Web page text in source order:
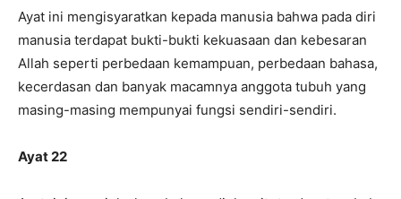
Ayat ini mengisyaratkan kepada manusia bahwa pada diri
manusia terdapat bukti-bukti kekuasaan dan kebesaran
Allah seperti perbedaan kemampuan, perbedaan bahasa,
kecerdasan dan banyak macamnya anggota tubuh yang
masing-masing mempunyai fungsi sendiri-sendiri.
Ayat 22